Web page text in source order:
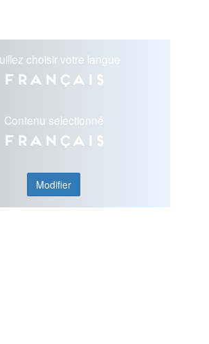
choisir votre langue
Français
Contenu selectionné
Français
Modifier